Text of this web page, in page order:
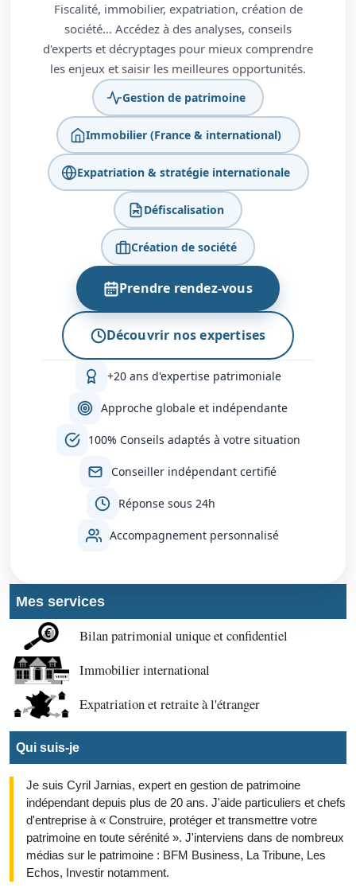
Fiscalité, immobilier, expatriation, création de
société… Accédez à des analyses, conseils
d'experts et décryptages pour mieux comprendre
les enjeux et saisir les meilleures opportunités.
Gestion de patrimoine
Immobilier (France & international)
Expatriation & stratégie internationale
Défiscalisation
Création de société
Prendre rendez-vous
Découvrir nos expertises
+20 ans d'expertise patrimoniale
Approche globale et indépendante
100% Conseils adaptés à votre situation
Conseiller indépendant certifié
Réponse sous 24h
Accompagnement personnalisé
Mes services
Bilan patrimonial unique et confidentiel
Immobilier international
Expatriation et retraite à l'étranger
Qui suis-je
Je suis Cyril Jarnias, expert en gestion de patrimoine
indépendant depuis plus de 20 ans. J'aide particuliers et chefs
d'entreprise à « Construire, protéger et transmettre votre
patrimoine en toute sérénité ». J'interviens dans de nombreux
médias sur le patrimoine : BFM Business, La Tribune, Les
Echos, Investir notamment.